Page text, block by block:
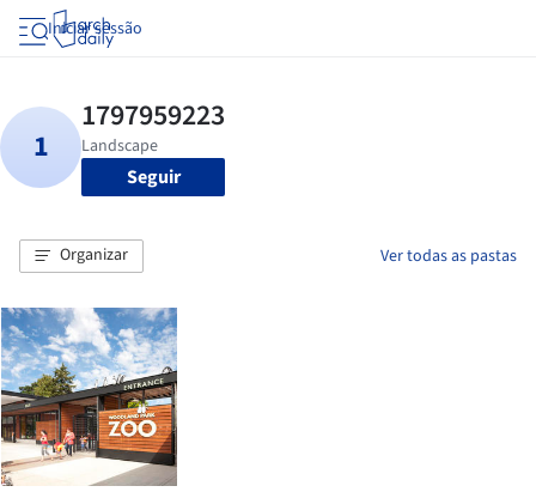
Iniciar sessão
Seguir
Organizar Ver todas as pastas